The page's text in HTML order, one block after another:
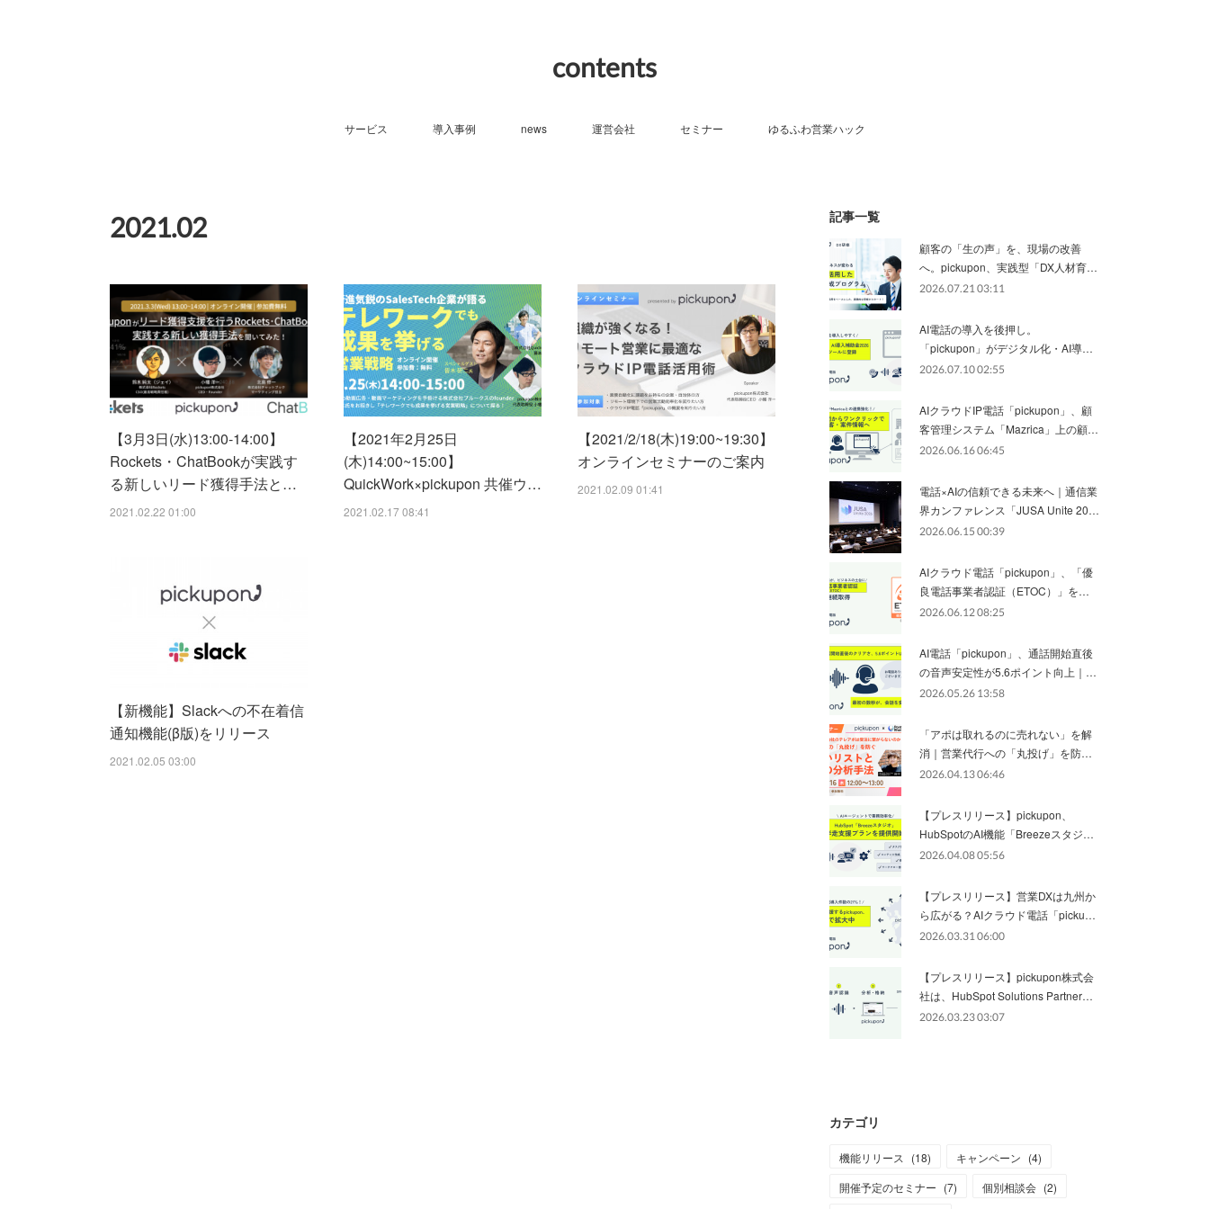
contents
サービス 導入事例 news 運営会社 セミナー ゆるふわ営業ハック
2021.02
【3月3日(水)13:00-14:00】
Rockets・ChatBookが実践す
る新しいリード獲得手法と…
2021.02.22 01:00
【2021年2月25日
(木)14:00~15:00】
QuickWork×pickupon 共催ウ…
2021.02.17 08:41
【2021/2/18(木)19:00~19:30】
オンラインセミナーのご案内
2021.02.09 01:41
【新機能】Slackへの不在着信
通知機能(β版)をリリース
2021.02.05 03:00
記事一覧
顧客の「生の声」を、現場の改善
へ。pickupon、実践型「DX人材育…
2026.07.21 03:11
AI電話の導入を後押し。
「pickupon」がデジタル化・AI導…
2026.07.10 02:55
AIクラウドIP電話「pickupon」、顧
客管理システム「Mazrica」上の顧…
2026.06.16 06:45
電話×AIの信頼できる未来へ｜通信業
界カンファレンス「JUSA Unite 20…
2026.06.15 00:39
AIクラウド電話「pickupon」、「優
良電話事業者認証（ETOC）」を…
2026.06.12 08:25
AI電話「pickupon」、通話開始直後
の音声安定性が5.6ポイント向上｜…
2026.05.26 13:58
「アポは取れるのに売れない」を解
消｜営業代行への「丸投げ」を防…
2026.04.13 06:46
【プレスリリース】pickupon、
HubSpotのAI機能「Breezeスタジ…
2026.04.08 05:56
【プレスリリース】営業DXは九州か
ら広がる？AIクラウド電話「picku…
2026.03.31 06:00
【プレスリリース】pickupon株式会
社は、HubSpot Solutions Partner…
2026.03.23 03:07
カテゴリ
機能リリース (18) キャンペーン (4)
開催予定のセミナー (7) 個別相談会 (2)